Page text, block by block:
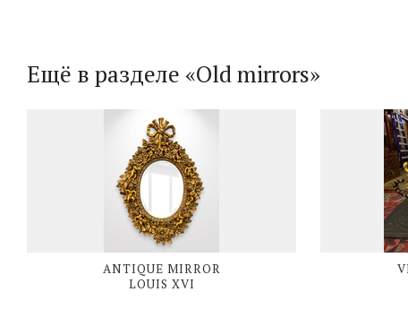
Ещё в разделе «Old mirrors»
ANTIQUE MIRROR
LOUIS XVI